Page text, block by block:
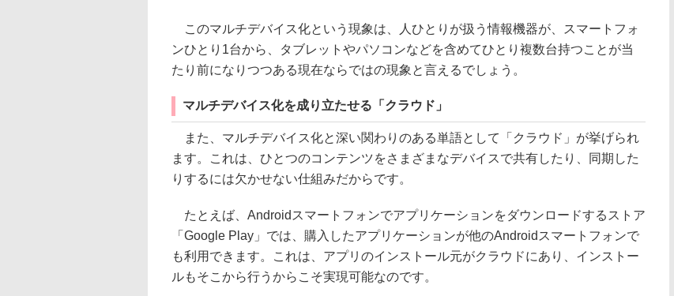
このマルチデバイス化という現象は、人ひとりが扱う情報機器が、スマートフォ
ンひとり1台から、タブレットやパソコンなどを含めてひとり複数台持つことが当
たり前になりつつある現在ならではの現象と言えるでしょう。
マルチデバイス化を成り立たせる「クラウド」
また、マルチデバイス化と深い関わりのある単語として「クラウド」が挙げられ
ます。これは、ひとつのコンテンツをさまざまなデバイスで共有したり、同期した
りするには欠かせない仕組みだからです。
たとえば、Androidスマートフォンでアプリケーションをダウンロードするストア
「Google Play」では、購入したアプリケーションが他のAndroidスマートフォンで
も利用できます。これは、アプリのインストール元がクラウドにあり、インストー
ルもそこから行うからこそ実現可能なのです。